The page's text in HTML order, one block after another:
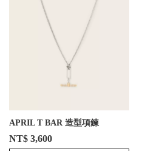
APRIL T BAR 造型項鍊
NT$ 3,600